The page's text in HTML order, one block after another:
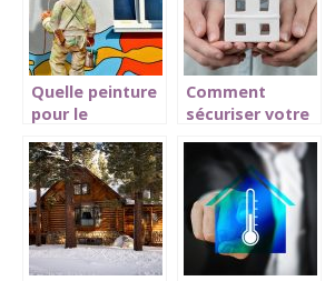
Quelle peinture
pour le
la façade?
Comment
sécuriser votre
absence?